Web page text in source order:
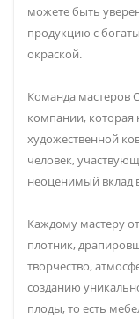
можете быть
продукцию с
окраской.
Команда мастеров
компании, которая
художественной
человек,
неоценимый вклад
Каждому мастеру
плотник,
творчество,
созданию
плоды, то есть